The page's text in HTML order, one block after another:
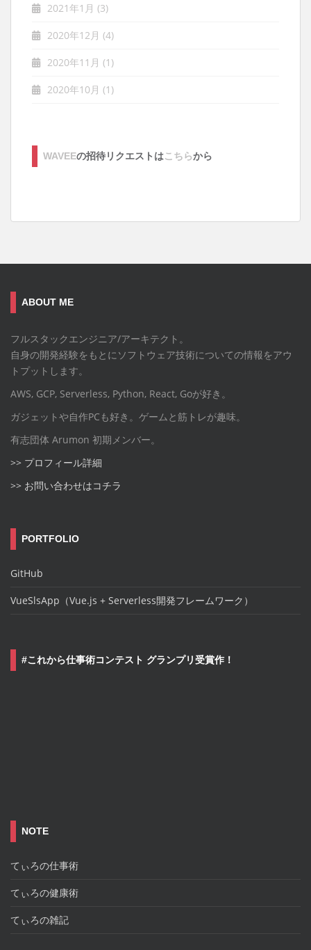
2021年1月 (3)
2020年12月 (4)
2020年11月 (1)
2020年10月 (1)
WAVEEの招待リクエストはこちらから
ABOUT ME
フルスタックエンジニア/アーキテクト。
自身の開発経験をもとにソフトウェア技術についての情報をアウ
トプットします。
AWS, GCP, Serverless, Python, React, Goが好き。
ガジェットや自作PCも好き。ゲームと筋トレが趣味。
有志団体 Arumon 初期メンバー。
>> プロフィール詳細
>> お問い合わせはコチラ
PORTFOLIO
GitHub
VueSlsApp（Vue.js + Serverless開発フレームワーク）
#これから仕事術コンテスト グランプリ受賞作！
NOTE
てぃろの仕事術
てぃろの健康術
てぃろの雑記